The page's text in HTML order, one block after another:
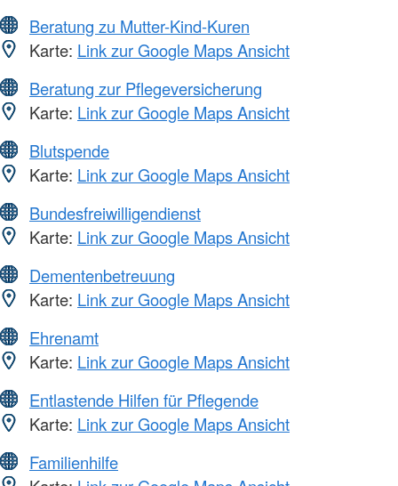
Beratung zu Mutter-Kind-Kuren
Karte: Link zur Google Maps Ansicht
Beratung zur Pflegeversicherung
Karte: Link zur Google Maps Ansicht
Blutspende
Karte: Link zur Google Maps Ansicht
Bundesfreiwilligendienst
Karte: Link zur Google Maps Ansicht
Dementenbetreuung
Karte: Link zur Google Maps Ansicht
Ehrenamt
Karte: Link zur Google Maps Ansicht
Entlastende Hilfen für Pflegende
Karte: Link zur Google Maps Ansicht
Familienhilfe